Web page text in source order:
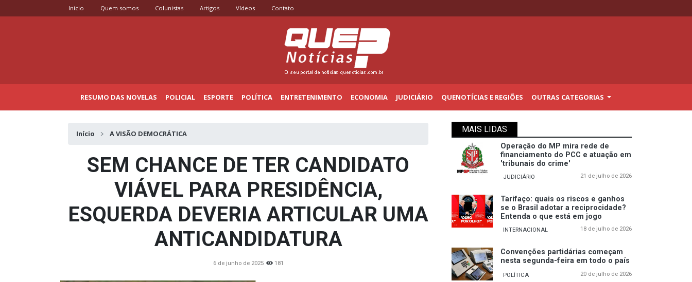
Início Quem somos Colunistas Artigos Vídeos Contato
RESUMO DAS NOVELAS POLICIAL ESPORTE POLÍTICA ENTRETENIMENTO ECONOMIA JUDICIÁRIO QUENOTÍCIAS E REGIÕES OUTRAS CATEGORIAS
Início A VISÃO DEMOCRÁTICA
SEM CHANCE DE TER CANDIDATO
VIÁVEL PARA PRESIDÊNCIA,
ESQUERDA DEVERIA ARTICULAR UMA
ANTICANDIDATURA
6 de junho de 2025 181
MAIS LIDAS
Operação do MP mira rede de
financiamento do PCC e atuação em
'tribunais do crime'
JUDICIÁRIO 21 de julho de 2026
Tarifaço: quais os riscos e ganhos
se o Brasil adotar a reciprocidade?
Entenda o que está em jogo
INTERNACIONAL 18 de julho de 2026
Convenções partidárias começam
nesta segunda-feira em todo o país
POLÍTICA 20 de julho de 2026